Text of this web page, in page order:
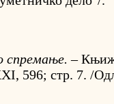
спремање. –
596; стр. 7. /